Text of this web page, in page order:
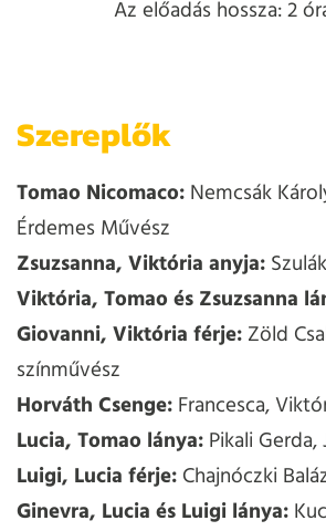
Az előadás hossza: 2
Szereplők
Tomao Nicomaco:Nemcsák
Érdemes Művész
Zsuzsanna, Viktória anyja:
Viktória, Tomao és Zsuzsanna
Giovanni, Viktória férje:Zöld
színművész
Horváth Csenge:Francesca,
Lucia, Tomao lánya:Pikali
Luigi, Lucia férje:Chajnóczki
Ginevra, Lucia és Luigi lánya: